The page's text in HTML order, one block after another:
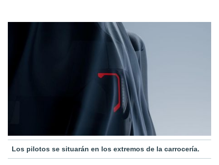
Los pilotos se situarán en los extremos de la carrocería.